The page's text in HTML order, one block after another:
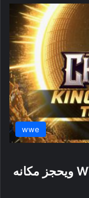
wwe
أوبا فيمي يتوج ملكاً للحلبة في WWE ويحجز مكانه